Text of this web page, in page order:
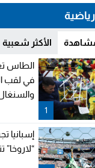
مشاهدة الأكثر شعبية
1
الطاس
في لقب
إسبانيا
“لاروخا”